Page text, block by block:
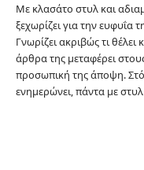
Με κλασάτο στυλ και
ξεχωρίζει για την ευφυΐα
Γνωρίζει ακριβώς τι
άρθρα της μεταφέρει
προσωπική της άποψη.
ενημερώνει, πάντα με